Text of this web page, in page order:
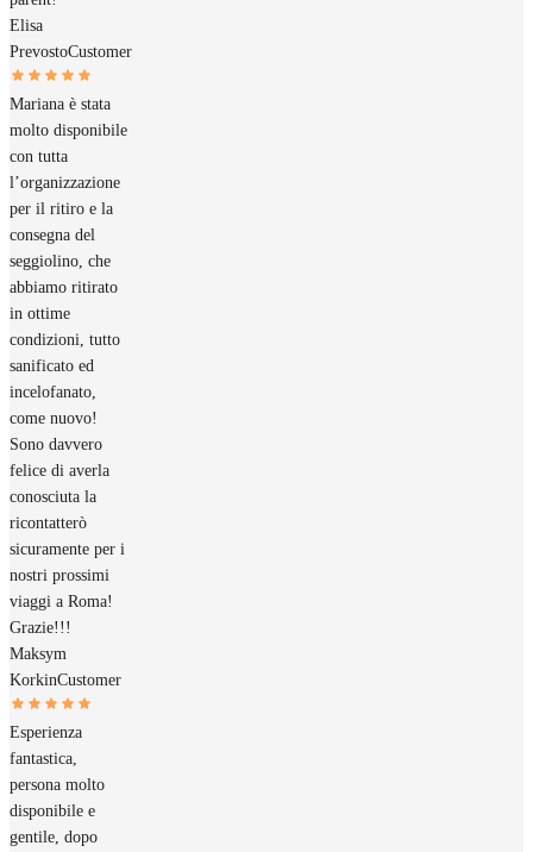
Elisa
PrevostoCustomer
Mariana è stata
molto disponibile
con tutta
l’organizzazione
per il ritiro e la
consegna del
seggiolino, che
abbiamo ritirato
in ottime
condizioni, tutto
sanificato ed
incelofanato,
come nuovo!
Sono davvero
felice di averla
conosciuta la
ricontatterò
sicuramente per i
nostri prossimi
viaggi a Roma!
Grazie!!!
Maksym
KorkinCustomer
Esperienza
fantastica,
persona molto
disponibile e
gentile, dopo